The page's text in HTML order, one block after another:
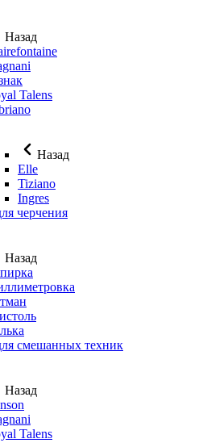
Назад
Talens
Назад
Elle
Tiziano
Ingres
черчения
Назад
смешанных техник
Назад
Talens